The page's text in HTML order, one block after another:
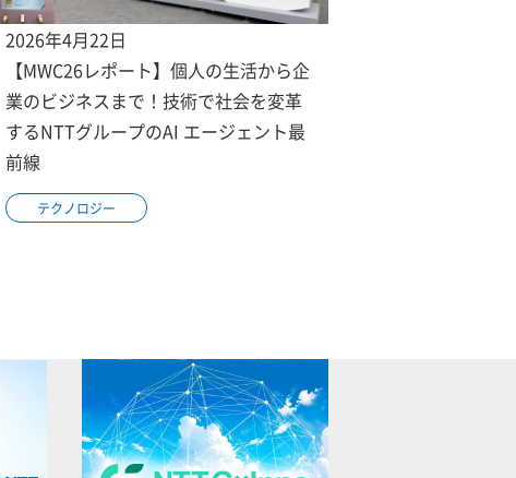
2026年4月22日
【MWC26レポート】個人の生活から企
業のビジネスまで！技術で社会を変革
するNTTグループのAI エージェント最
前線
テクノロジー